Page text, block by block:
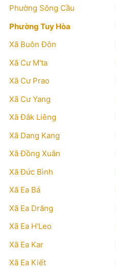
Phường Sông Cầu
Phường Tuy Hòa
Xã Buôn Đôn
Xã Cư M'ta
Xã Cư Prao
Xã Cư Yang
Xã Đắk Liêng
Xã Dang Kang
Xã Đồng Xuân
Xã Đức Bình
Xã Ea Bá
Xã Ea Drăng
Xã Ea H'Leo
Xã Ea Kar
Xã Ea Kiết